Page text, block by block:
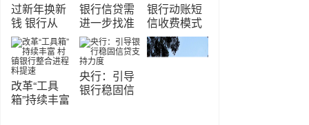
过新年换新
钱 银行从
“保供应”到
“精准服务”
银行信贷需
进一步找准
方向
银行动账短
信收费模式
开启：减扰
还是增效
改革“工具
箱”持续丰富
央行：引导
银行稳固信